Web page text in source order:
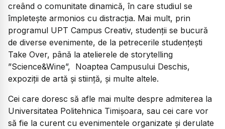
creând o comunitate dinamică, în care studiul se
împletește armonios cu distracția. Mai mult, prin
programul UPT Campus Creativ, studenții se bucură
de diverse evenimente, de la petrecerile studențești
Take Over, până la atelierele de storytelling
”Science&Wine”, Noaptea Campusului Deschis,
expoziții de artă și stiință, și multe altele.
Cei care doresc să afle mai multe despre admiterea la
Universitatea Politehnica Timișoara, sau cei care vor
să fie la curent cu evenimentele organizate și derulate